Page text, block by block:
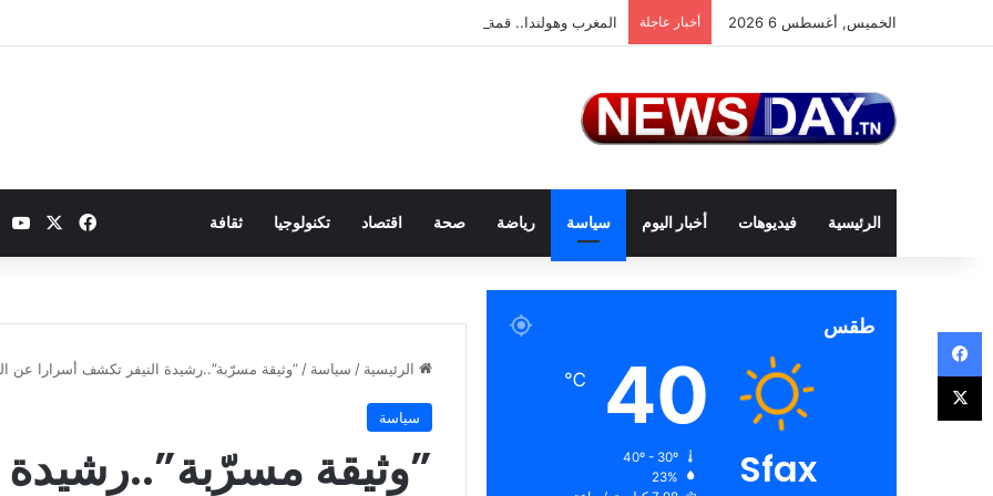
الخميس, أغسطس 6 2026 أخبار عاجلة المغرب وهولندا.. قمة نارية بطموح التأهل إلى ثمن النهائي
الرئيسية فيديوهات أخبار اليوم سياسة رياضة صحة اقتصاد تكنولوجيا ثقافة فيسبوك
الرئيسية / سياسة / ”وثيقة مسرّبة”..رشيدة النيفر تكشف أسرارا عن
سياسة
”وثيقة
طقس
Sfax
40
℃
23%
فيسبوك
‫X